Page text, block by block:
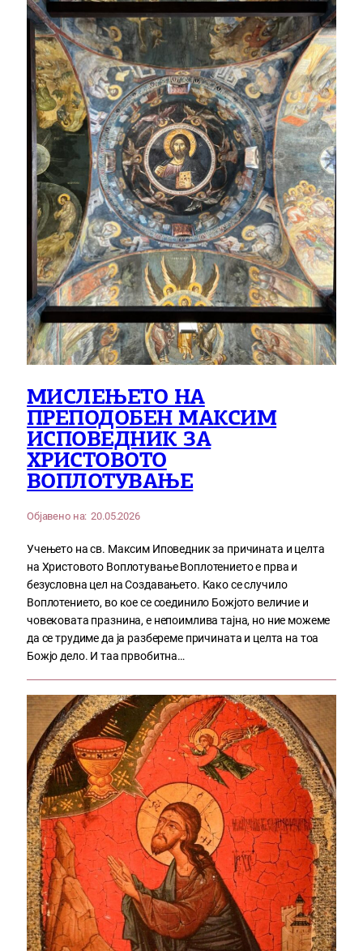
МИСЛЕЊЕТО НА
ПРЕПОДОБЕН МАКСИМ
ИСПОВЕДНИК ЗА
ХРИСТОВОТО
ВОПЛОТУВАЊЕ
Објавено на: 20.05.2026
Учењето на св. Максим Иповедник за причината и целта
на Христовото Воплотување Воплотението е прва и
безусловна цел на Создавањето. Како се случило
Воплотението, во кое се соединило Божјото величие и
човековата празнина, е непоимлива тајна, но ние можеме
да се трудиме да ја разбереме причината и целта на тоа
Божјо дело. И таа првобитна…